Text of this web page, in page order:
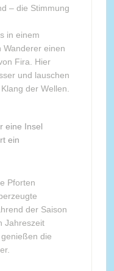
– die Stimmung
in einem
Wanderer einen
Fira. Hier
und lauschen
der Wellen.
eine Insel
ein
Pforten
der Saison
Jahreszeit
die